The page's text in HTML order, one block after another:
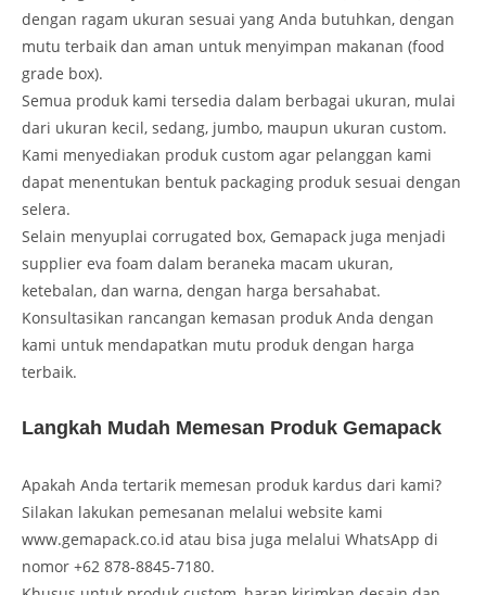
dengan ragam ukuran sesuai yang Anda butuhkan, dengan
mutu terbaik dan aman untuk menyimpan makanan (food
grade box).
Semua produk kami tersedia dalam berbagai ukuran, mulai
dari ukuran kecil, sedang, jumbo, maupun ukuran custom.
Kami menyediakan produk custom agar pelanggan kami
dapat menentukan bentuk packaging produk sesuai dengan
selera.
Selain menyuplai corrugated box, Gemapack juga menjadi
supplier eva foam dalam beraneka macam ukuran,
ketebalan, dan warna, dengan harga bersahabat.
Konsultasikan rancangan kemasan produk Anda dengan
kami untuk mendapatkan mutu produk dengan harga
terbaik.
Langkah Mudah Memesan Produk Gemapack
Apakah Anda tertarik memesan produk kardus dari kami?
Silakan lakukan pemesanan melalui website kami
www.gemapack.co.id atau bisa juga melalui WhatsApp di
nomor +62 878-8845-7180.